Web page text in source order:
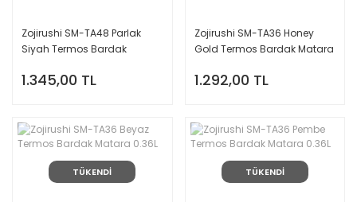
Zojirushi SM-TA48 Parlak
Siyah Termos Bardak
1.345,00 TL
Zojirushi SM-TA36 Honey
Gold Termos Bardak Matara
1.292,00 TL
TÜKENDİ TÜKENDİ